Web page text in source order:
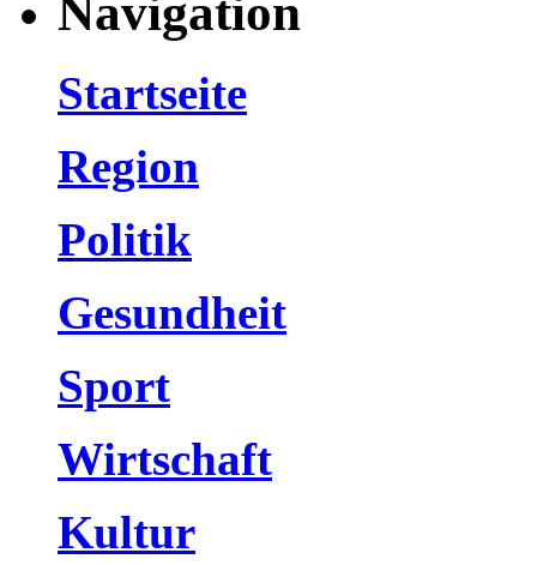
Navigation
Startseite
Region
Politik
Gesundheit
Sport
Wirtschaft
Kultur